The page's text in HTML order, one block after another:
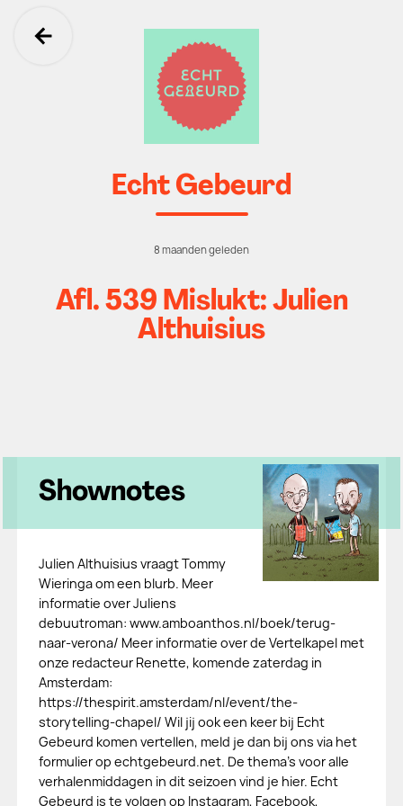
Ga terug
Echt Gebeurd
8 maanden geleden
Afl. 539 Mislukt: Julien
Althuisius
Shownotes
Julien Althuisius vraagt Tommy
Wieringa om een blurb. Meer
informatie over Juliens
debuutroman: www.amboanthos.nl/boek/terug-
naar-verona/ Meer informatie over de Vertelkapel met
onze redacteur Renette, komende zaterdag in
Amsterdam:
https://thespirit.amsterdam/nl/event/the-
storytelling-chapel/ Wil jij ook een keer bij Echt
Gebeurd komen vertellen, meld je dan bij ons via het
formulier op echtgebeurd.net. De thema's voor alle
verhalenmiddagen in dit seizoen vind je hier. Echt
Gebeurd is te volgen op Instagram, Facebook,